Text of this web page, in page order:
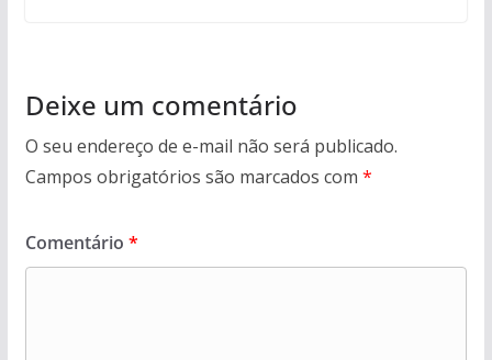
Deixe um comentário
O seu endereço de e-mail não será publicado.
Campos obrigatórios são marcados com *
Comentário *